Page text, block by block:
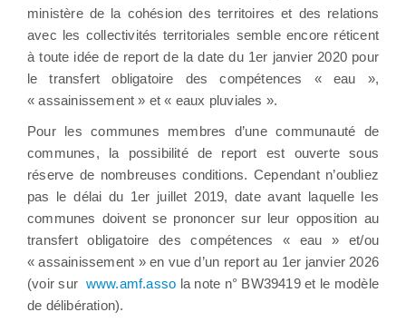
ministère de la cohésion des territoires et des relations
avec les collectivités territoriales semble encore réticent
à toute idée de report de la date du 1er janvier 2020 pour
le transfert obligatoire des compétences « eau »,
« assainissement » et « eaux pluviales ».
Pour les communes membres d’une communauté de
communes, la possibilité de report est ouverte sous
réserve de nombreuses conditions. Cependant n’oubliez
pas le délai du 1er juillet 2019, date avant laquelle les
communes doivent se prononcer sur leur opposition au
transfert obligatoire des compétences « eau » et/ou
« assainissement » en vue d’un report au 1er janvier 2026
(voir sur www.amf.asso la note n° BW39419 et le modèle
de délibération).